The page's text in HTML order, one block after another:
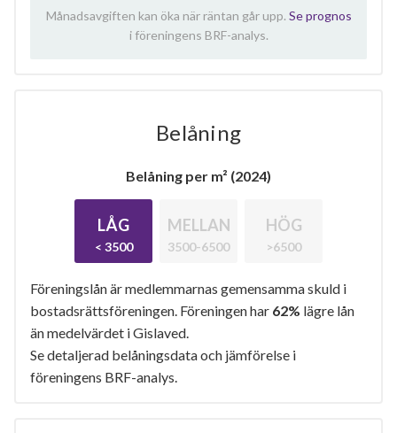
Månadsavgiften kan öka när räntan går upp. Se prognos
i föreningens BRF-analys.
Belåning
Belåning per m² (2024)
LÅG
< 3500
MELLAN
3500-6500
HÖG
>6500
Föreningslån är medlemmarnas gemensamma skuld i
bostadsrättsföreningen. Föreningen har 62% lägre lån
än medelvärdet i Gislaved.
Se detaljerad belåningsdata och jämförelse i
föreningens BRF-analys.